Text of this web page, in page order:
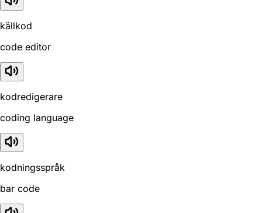
källkod
code editor
kodredigerare
coding language
kodningsspråk
bar code